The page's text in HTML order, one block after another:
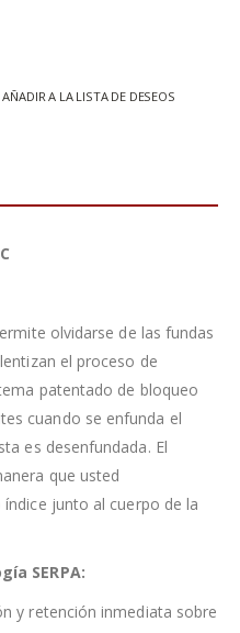
AÑADIR A LA LISTA DE DESEOS
olvidarse de las fundas
el proceso de
patentado de bloqueo
cuando se enfunda el
es desenfundada. El
que usted
junto al cuerpo de la
SERPA:
y retención inmediata sobre